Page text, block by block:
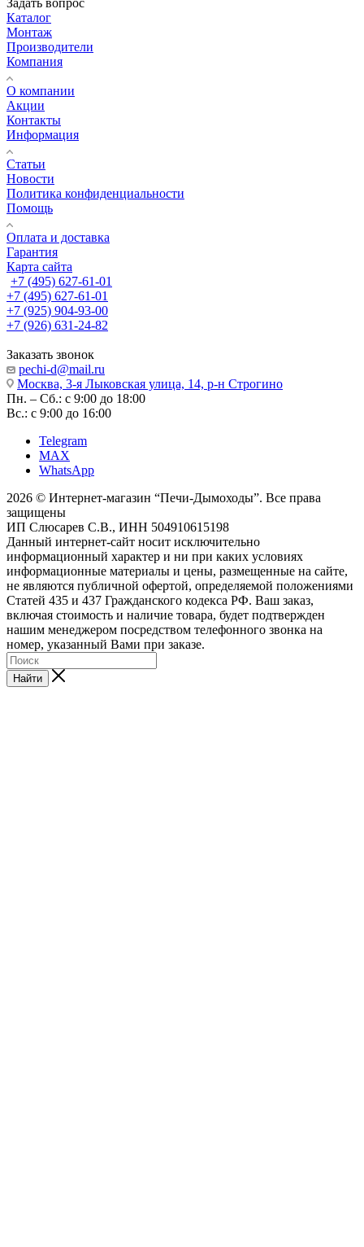
Задать вопрос
Каталог
Монтаж
Производители
Компания
О компании
Акции
Контакты
Информация
Статьи
Новости
Политика конфиденциальности
Помощь
Оплата и доставка
Гарантия
Карта сайта
+7 (495) 627-61-01
+7 (495) 627-61-01
+7 (925) 904-93-00
+7 (926) 631-24-82
Заказать звонок
pechi-d@mail.ru
Москва, 3-я Лыковская улица, 14, р-н Строгино
Пн. – Сб.: с 9:00 до 18:00
Вс.: с 9:00 до 16:00
Telegram
MAX
WhatsApp
2026 © Интернет-магазин “Печи-Дымоходы”. Все права
защищены
ИП Слюсарев С.В., ИНН 504910615198
Данный интернет-сайт носит исключительно
информационный характер и ни при каких условиях
информационные материалы и цены, размещенные на сайте,
не являются публичной офертой, определяемой положениями
Статей 435 и 437 Гражданского кодекса РФ. Ваш заказ,
включая стоимость и наличие товара, будет подтвержден
нашим менеджером посредством телефонного звонка на
номер, указанный Вами при заказе.
Найти